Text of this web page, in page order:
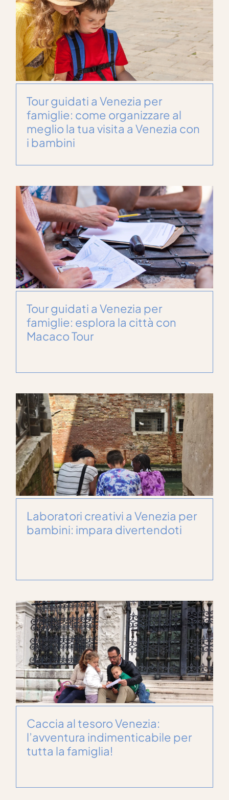
Tour guidati a Venezia per
famiglie: come organizzare al
meglio la tua visita a Venezia con
i bambini
Tour guidati a Venezia per
famiglie: esplora la città con
Macaco Tour
Laboratori creativi a Venezia per
bambini: impara divertendoti
Caccia al tesoro Venezia:
l’avventura indimenticabile per
tutta la famiglia!